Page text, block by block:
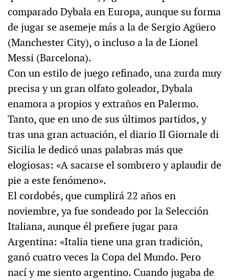
comparado Dybala en Europa, aunque su forma
de jugar se asemeje más a la de Sergio Agüero
(Manchester City), o incluso a la de Lionel
Messi (Barcelona).
Con un estilo de juego refinado, una zurda muy
precisa y un gran olfato goleador, Dybala
enamora a propios y extraños en Palermo.
Tanto, que en uno de sus últimos partidos, y
tras una gran actuación, el diario Il Giornale di
Sicilia le dedicó unas palabras más que
elogiosas: «A sacarse el sombrero y aplaudir de
pie a este fenómeno».
El cordobés, que cumplirá 22 años en
noviembre, ya fue sondeado por la Selección
Italiana, aunque él prefiere jugar para
Argentina: «Italia tiene una gran tradición,
ganó cuatro veces la Copa del Mundo. Pero
nací y me siento argentino. Cuando jugaba de